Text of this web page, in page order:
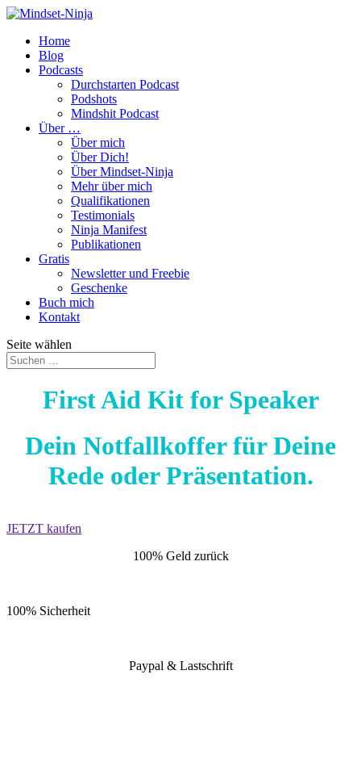
Home
Blog
Podcasts
Durchstarten Podcast
Podshots
Mindshit Podcast
Über …
Über mich
Über Dich!
Über Mindset-Ninja
Mehr über mich
Qualifikationen
Testimonials
Ninja Manifest
Publikationen
Gratis
Newsletter und Freebie
Geschenke
Buch mich
Kontakt
Seite wählen
First Aid Kit for Speaker
Dein Notfallkoffer für Deine
Rede oder Präsentation.
JETZT kaufen
100% Geld zurück
100% Sicherheit
Paypal & Lastschrift